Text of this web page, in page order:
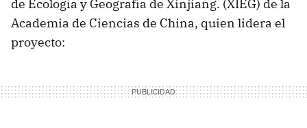
de Ecología y Geografía de Xinjiang. (XIEG) de la
Academia de Ciencias de China, quien lidera el
proyecto: